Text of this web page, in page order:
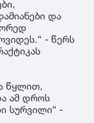
და
- წერს
წყლით,
ამ დროს
სურვილი“ -